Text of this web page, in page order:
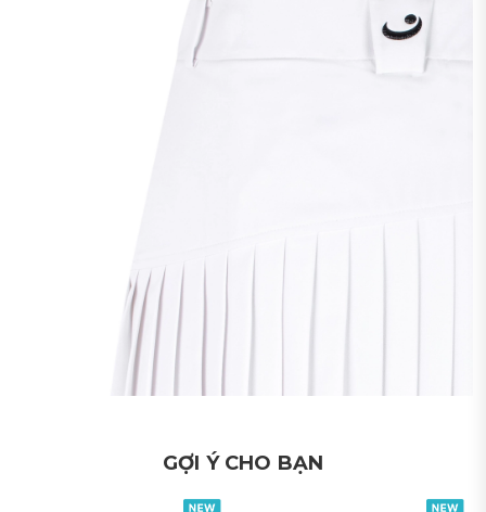
GỢI Ý CHO BẠN